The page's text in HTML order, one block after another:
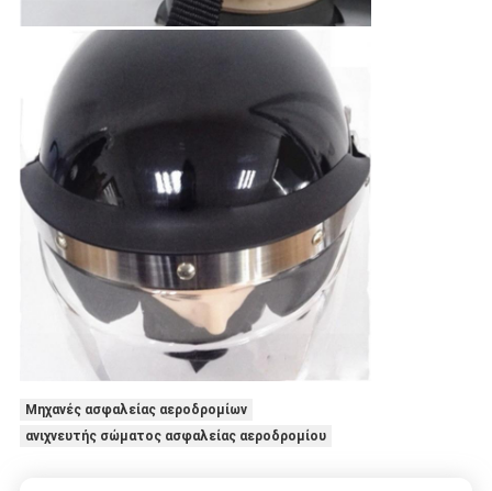
Μηχανές ασφαλείας αεροδρομίων
ανιχνευτής σώματος ασφαλείας αεροδρομίου